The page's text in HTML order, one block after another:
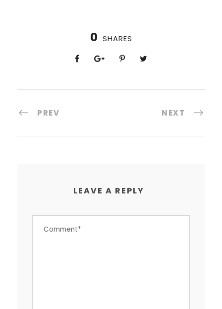
0 SHARES
PREV NEXT
LEAVE A REPLY